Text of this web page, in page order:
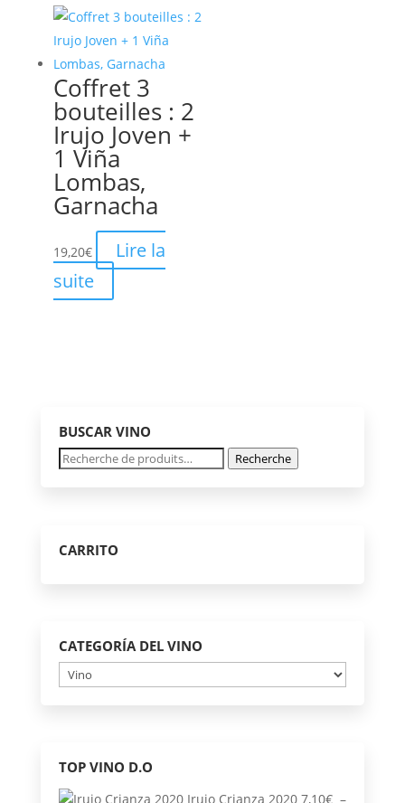
Coffret 3
bouteilles : 2
Irujo Joven +
1 Viña
Lombas,
Garnacha
19,20€
Lire la
suite
BUSCAR VINO
Recherche
Recherche
CARRITO
CATEGORÍA DEL VINO
TOP VINO D.O
Irujo Crianza 2020 7,10€ –